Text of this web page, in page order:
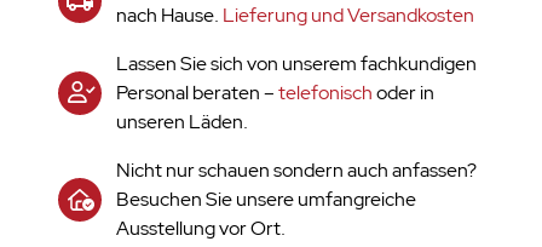
nach Hause. Lieferung und Versandkosten
Lassen Sie sich von unserem fachkundigen
Personal beraten –telefonischoder in
unseren Läden.
Nicht nur schauen sondern auch anfassen?
Besuchen Sie unsere umfangreiche
Ausstellung vor Ort.